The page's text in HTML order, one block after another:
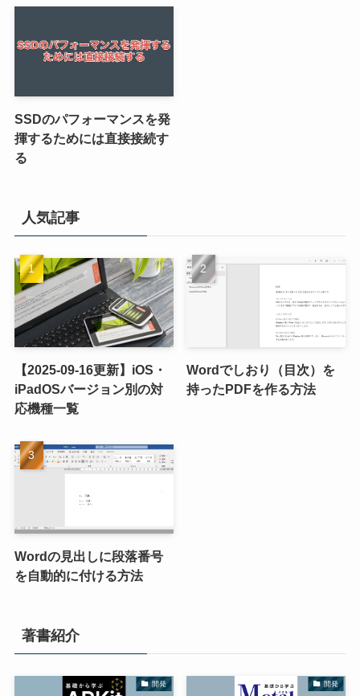
SSDのパフォーマンスを発
揮するためには直接接続す
る
人気記事
【2025-09-16更新】iOS・
iPadOSバージョン別の対
応機種一覧
Wordでしおり（目次）を
持ったPDFを作る方法
Wordの見出しに段落番号
を自動的に付ける方法
著書紹介
開発 開発